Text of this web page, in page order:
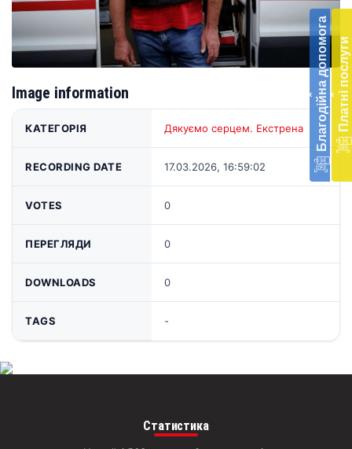
‹ Благодійна допомога ‹ Платні послуги
Image information
КАТЕГОРІЯ Дякуємо серцем. Екстрена
RECORDING DATE 17.03.2026, 16:59:02
VOTES 0
ПЕРЕГЛЯДИ 0
DOWNLOADS 0
TAGS -
Статистика